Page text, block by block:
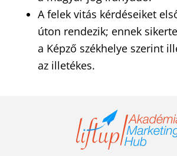
A felek vitás kérdéseiket
úton rendezik; ennek
a Képző székhelye szerint
az illetékes.